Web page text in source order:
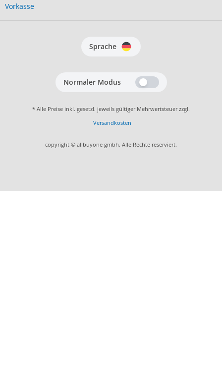
Vorkasse
Sprache
Normaler Modus
* Alle Preise inkl. gesetzl. jeweils gültiger Mehrwertsteuer zzgl.
Versandkosten
copyright © allbuyone gmbh. Alle Rechte reserviert.